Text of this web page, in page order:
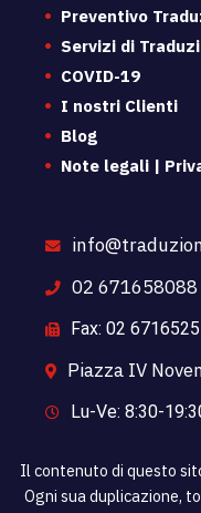
Preventivo
Servizi di
COVID-19
I nostri Clienti
Blog
Note legali |
02 671658088
Fax: 02
Piazza IV
Lu-Ve: 8:30-
Il contenuto di questo
Ogni sua duplicazione,